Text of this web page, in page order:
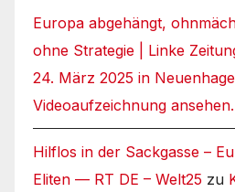
Europa abgehängt,
ohne Strategie | Linke
24. März 2025 in
Videoaufzeichnung
Hilflos in der Sackgasse –
Eliten — RT DE – Welt25 zu